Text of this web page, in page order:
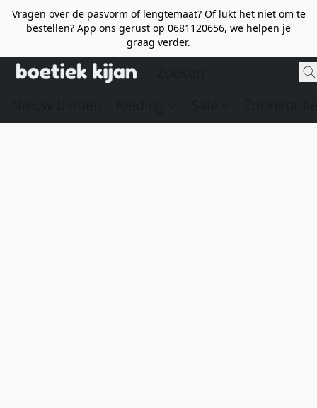
Vragen over de pasvorm of lengtemaat? Of lukt het niet om te
bestellen? App ons gerust op 0681120656, we helpen je
graag verder.